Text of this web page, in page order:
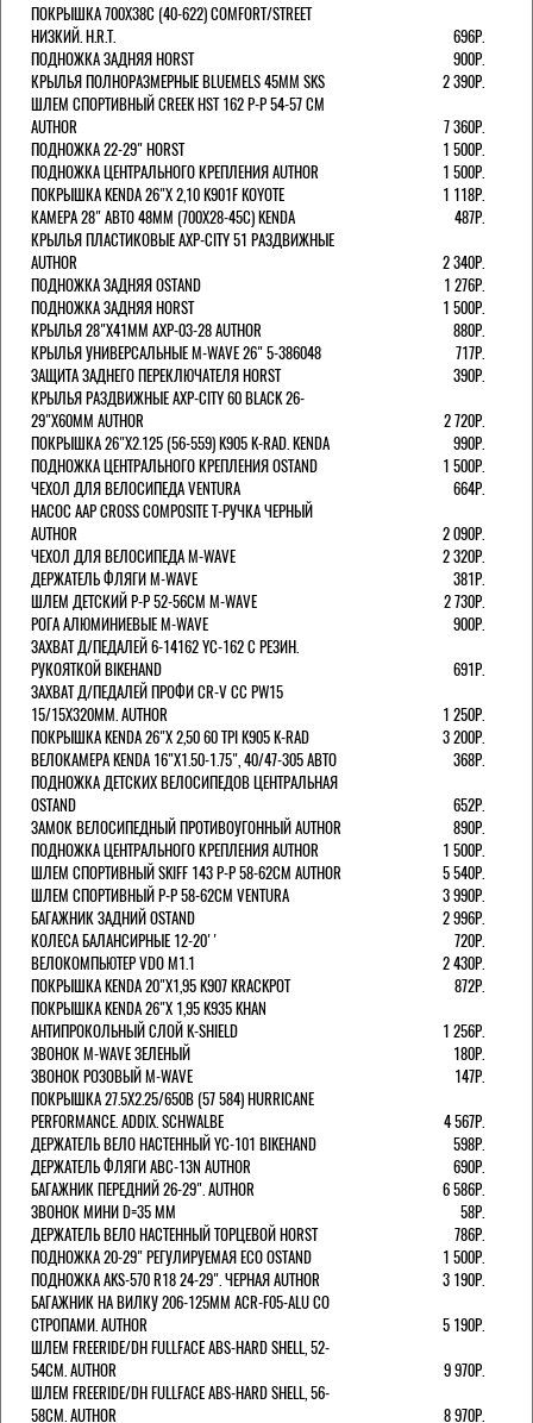
ПОКРЫШКА 700X38С (40-622) COMFORT/STREET
НИЗКИЙ. H.R.T.
696Р.
ПОДНОЖКА ЗАДНЯЯ HORST
900Р.
КРЫЛЬЯ ПОЛНОРАЗМЕРНЫЕ BLUEMELS 45MM SKS
2 390Р.
ШЛЕМ СПОРТИВНЫЙ CREEK HST 162 Р-Р 54-57 СМ
AUTHOR
7 360Р.
ПОДНОЖКА 22-29" HORST
1 500Р.
ПОДНОЖКА ЦЕНТРАЛЬНОГО КРЕПЛЕНИЯ AUTHOR
1 500Р.
ПОКРЫШКА KENDA 26"Х 2,10 K901F KOYOTE
1 118Р.
КАМЕРА 28" АВТО 48ММ (700Х28-45С) KENDA
487Р.
КРЫЛЬЯ ПЛАСТИКОВЫЕ AXP-CITY 51 РАЗДВИЖНЫЕ
AUTHOR
2 340Р.
ПОДНОЖКА ЗАДНЯЯ OSTAND
1 276Р.
ПОДНОЖКА ЗАДНЯЯ HORST
1 500Р.
КРЫЛЬЯ 28"Х41ММ AXP-03-28 AUTHOR
880Р.
КРЫЛЬЯ УНИВЕРСАЛЬНЫЕ M-WAVE 26" 5-386048
717Р.
ЗАЩИТА ЗАДНЕГО ПЕРЕКЛЮЧАТЕЛЯ HORST
390Р.
КРЫЛЬЯ РАЗДВИЖНЫЕ AXP-CITY 60 BLACK 26-
29"Х60ММ AUTHOR
2 720Р.
ПОКРЫШКА 26"Х2.125 (56-559) K905 K-RAD. KENDA
990Р.
ПОДНОЖКА ЦЕНТРАЛЬНОГО КРЕПЛЕНИЯ OSTAND
1 500Р.
ЧЕХОЛ ДЛЯ ВЕЛОСИПЕДА VENTURA
664Р.
НАСОС AAP CROSS COMPOSITE Т-РУЧКА ЧЕРНЫЙ
AUTHOR
2 090Р.
ЧЕХОЛ ДЛЯ ВЕЛОСИПЕДА M-WAVE
2 320Р.
ДЕРЖАТЕЛЬ ФЛЯГИ M-WAVE
381Р.
ШЛЕМ ДЕТСКИЙ Р-Р 52-56СМ M-WAVE
2 730Р.
РОГА АЛЮМИНИЕВЫЕ M-WAVE
900Р.
ЗАХВАТ Д/ПЕДАЛЕЙ 6-14162 YC-162 С РЕЗИН.
РУКОЯТКОЙ BIKEHAND
691Р.
ЗАХВАТ Д/ПЕДАЛЕЙ ПРОФИ CR-V CC PW15
15/15X320ММ. AUTHOR
1 250Р.
ПОКРЫШКА KENDA 26"Х 2,50 60 TPI K905 K-RAD
3 200Р.
ВЕЛОКАМЕРА KENDA 16"Х1.50-1.75", 40/47-305 АВТО
368Р.
ПОДНОЖКА ДЕТСКИХ ВЕЛОСИПЕДОВ ЦЕНТРАЛЬНАЯ
OSTAND
652Р.
ЗАМОК ВЕЛОСИПЕДНЫЙ ПРОТИВОУГОННЫЙ AUTHOR
890Р.
ПОДНОЖКА ЦЕНТРАЛЬНОГО КРЕПЛЕНИЯ AUTHOR
1 500Р.
ШЛЕМ СПОРТИВНЫЙ SKIFF 143 Р-Р 58-62СМ AUTHOR
5 540Р.
ШЛЕМ СПОРТИВНЫЙ Р-Р 58-62СМ VENTURA
3 990Р.
БАГАЖНИК ЗАДНИЙ OSTAND
2 996Р.
КОЛЕСА БАЛАНСИРНЫЕ 12-20''
720Р.
ВЕЛОКОМПЬЮТЕР VDO M1.1
2 430Р.
ПОКРЫШКА KENDA 20"Х1,95 K907 KRACKPOT
872Р.
ПОКРЫШКА KENDA 26"Х 1,95 K935 KHAN
АНТИПРОКОЛЬНЫЙ СЛОЙ K-SHIELD
1 256Р.
ЗВОНОК M-WAVE ЗЕЛЕНЫЙ
180Р.
ЗВОНОК РОЗОВЫЙ M-WAVE
147Р.
ПОКРЫШКА 27.5X2.25/650B (57 584) HURRICANE
PERFORMANCE. ADDIX. SCHWALBE
4 567Р.
ДЕРЖАТЕЛЬ ВЕЛО НАСТЕННЫЙ YC-101 BIKEHAND
598Р.
ДЕРЖАТЕЛЬ ФЛЯГИ ABC-13N AUTHOR
690Р.
БАГАЖНИК ПЕРЕДНИЙ 26-29". AUTHOR
6 586Р.
ЗВОНОК МИНИ D=35 ММ
58Р.
ДЕРЖАТЕЛЬ ВЕЛО НАСТЕННЫЙ ТОРЦЕВОЙ HORST
786Р.
ПОДНОЖКА 20-29" РЕГУЛИРУЕМАЯ ECO OSTAND
1 500Р.
ПОДНОЖКА AKS-570 R18 24-29". ЧЕРНАЯ AUTHOR
3 190Р.
БАГАЖНИК НА ВИЛКУ 206-125ММ ACR-F05-ALU СО
СТРОПАМИ. AUTHOR
5 190Р.
ШЛЕМ FREERIDE/DH FULLFACE ABS-HARD SHELL, 52-
54СМ. AUTHOR
9 970Р.
ШЛЕМ FREERIDE/DH FULLFACE ABS-HARD SHELL, 56-
58СМ. AUTHOR
8 970Р.